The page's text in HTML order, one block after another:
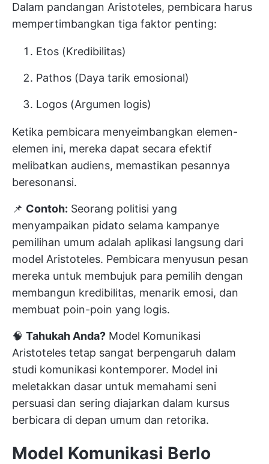
Dalam pandangan Aristoteles, pembicara harus
mempertimbangkan tiga faktor penting:
Etos (Kredibilitas)
Pathos (Daya tarik emosional)
Logos (Argumen logis)
Ketika pembicara menyeimbangkan elemen-
elemen ini, mereka dapat secara efektif
melibatkan audiens, memastikan pesannya
beresonansi.
📌 Contoh: Seorang politisi yang
menyampaikan pidato selama kampanye
pemilihan umum adalah aplikasi langsung dari
model Aristoteles. Pembicara menyusun pesan
mereka untuk membujuk para pemilih dengan
membangun kredibilitas, menarik emosi, dan
membuat poin-poin yang logis.
🧠 Tahukah Anda? Model Komunikasi
Aristoteles tetap sangat berpengaruh dalam
studi komunikasi kontemporer. Model ini
meletakkan dasar untuk memahami seni
persuasi dan sering diajarkan dalam kursus
berbicara di depan umum dan retorika.
Model Komunikasi Berlo